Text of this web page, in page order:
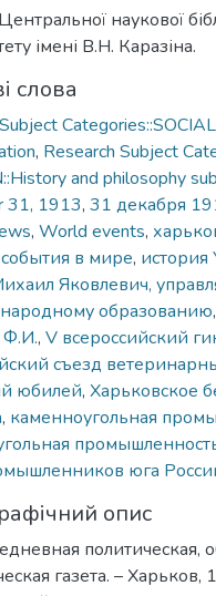
наукової
імені В.Н. Каразіна.
слова
, Research Subject
and philosophy
31, 1913, 31 декабря
, World events,
события в мире,
Яковлевич,
образованию,
, V всероссийский
съезд
юбилей, Харьковское
, каменноугольная
юга
опис
политическая,
газета. –